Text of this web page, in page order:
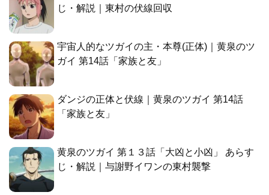
じ・解説｜東村の伏線回収
宇宙人的なツガイの主・本尊(正体)｜黄泉のツ
ガイ 第14話「家族と友」
ダンジの正体と伏線｜黄泉のツガイ 第14話
「家族と友」
黄泉のツガイ 第１３話「大凶と小凶」 あらす
じ・解説｜与謝野イワンの東村襲撃